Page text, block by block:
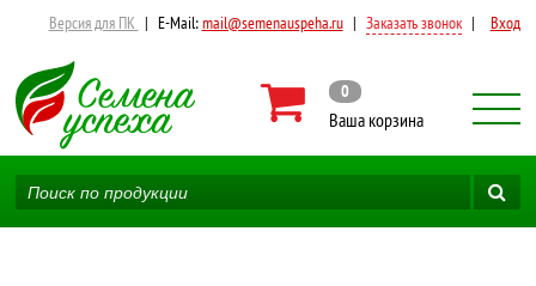
Версия для ПК | E-Mail:mail@semenauspeha.ru | Заказать звонок | Вход
0
Ваша корзина